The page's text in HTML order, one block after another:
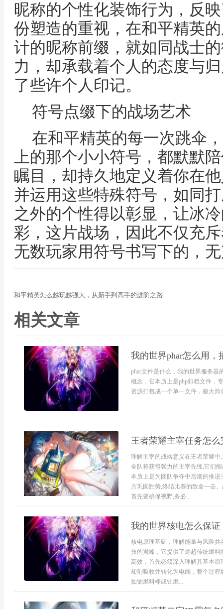
昵称的个性化装饰行为，反
份塑造的重视，在和平精英
计的昵称前缀，就如同战士
力，却承载着个人的态度与
了些许个人印记。
符号点缀下的战场艺术
在和平精英的每一次跳伞
上的那个小小符号，都默默
瞩目，却持久地定义着你在
并运用这些特殊符号，如同
之外的个性得以彰显，让冰
彩，这片战场，因此不仅充
无数玩家用符号书写下的，
和平精英怎么越玩越强大，从新手到高手的进阶之路
相关文章
我的世界phar怎么用
phar文件是什么，我的世界服务器
概念，它本质上是php归档文件，
资源打包成一个单一文件，极大
王者荣耀主宰任务怎
理解主宰的战略意义在王者荣耀
全队将获得强力的主宰先锋,它们
本质上是为团队争夺中后期的推
方巩固胜势,终结比赛的致命一击
首先要确保视野,务必...
我的世界核电怎么保
核电原理基础，理解能量与风险
技的巅峰，它提供了远超传统燃
高效，首先必须深入理解其基本
却剂吸收并转化为电能，整个过
如铀燃料棒或钍燃...